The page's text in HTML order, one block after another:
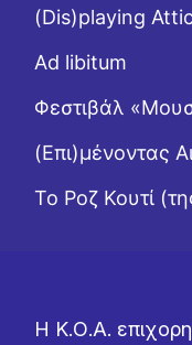
(Dis)playing
Ad libitum
Φεστιβάλ
(Επι)μένοντας
Το Ροζ Κουτί
Η Κ.Ο.Α.